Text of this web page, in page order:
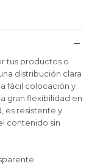
tus productos o
distribución clara
fácil colocación y
gran flexibilidad en
es resistente y
contenido sin